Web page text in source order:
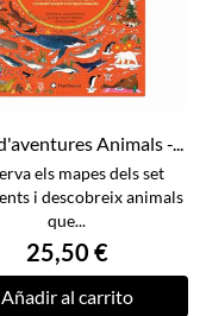
Animals -...
els mapes dels set
i descobreix animals
que...
25,50 €
Añadir al carrito